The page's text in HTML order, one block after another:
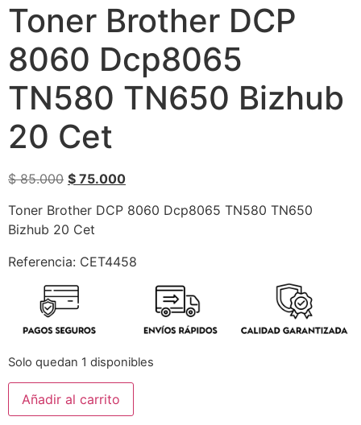
Toner Brother DCP
8060 Dcp8065
TN580 TN650 Bizhub
20 Cet
$85.000 $ 75.000
Toner Brother DCP 8060 Dcp8065 TN580 TN650
Bizhub 20 Cet
Referencia: CET4458
Solo quedan 1 disponibles
Añadir al carrito